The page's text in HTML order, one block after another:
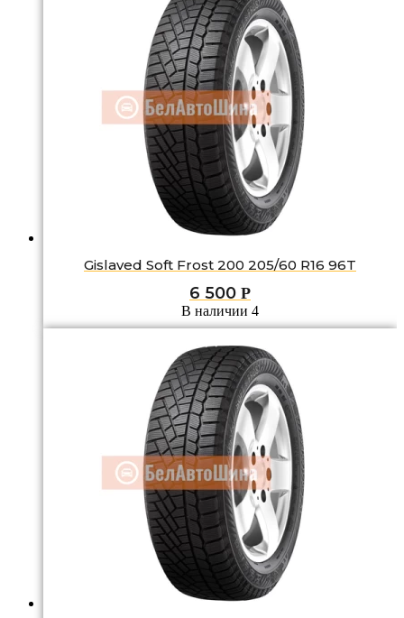
Gislaved Soft Frost 200 205/60 R16 96T
6 500 Р
В наличии 4